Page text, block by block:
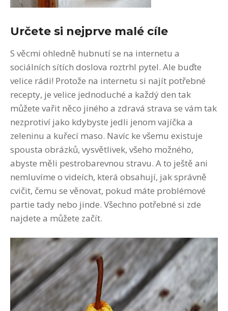
Určete si nejprve malé cíle
S věcmi ohledně hubnutí se na internetu a
sociálních sítích doslova roztrhl pytel. Ale buďte
velice rádi! Protože na internetu si najít potřebné
recepty, je velice jednoduché a každý den tak
můžete vařit něco jiného a zdravá strava se vám tak
nezprotiví jako kdybyste jedli jenom vajíčka a
zeleninu a kuřecí maso. Navíc ke všemu existuje
spousta obrázků, vysvětlivek, všeho možného,
abyste měli pestrobarevnou stravu. A to ještě ani
nemluvíme o videích, která obsahují, jak správně
cvičit, čemu se věnovat, pokud máte problémové
partie tady nebo jinde. Všechno potřebné si zde
najdete a můžete začít.